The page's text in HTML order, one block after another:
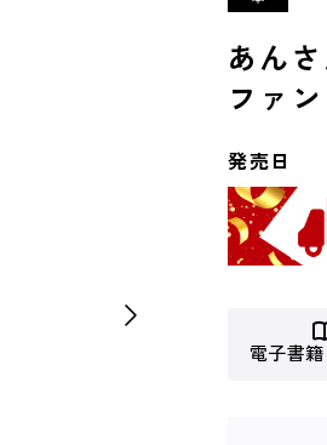
あん
ファ
発売日
電子書